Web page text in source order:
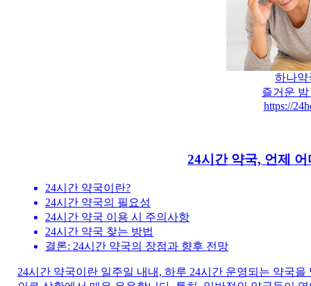
하나약
즐거운
https://
24시간 약국, 언제
24시간 약국이란?
24시간 약국의 필요성
24시간 약국 이용 시 주의사항
24시간 약국 찾는 방법
결론: 24시간 약국의 장점과 향후 전망
24시간 약국이란 일주일 내내, 하루 24시간 운영되는 약국